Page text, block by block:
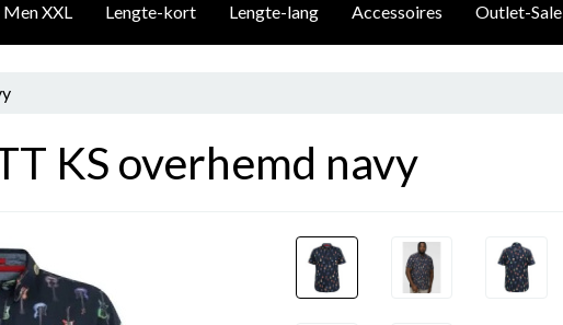
Men XXL Lengte-kort Lengte-lang Accessoires Outlet-Sale
KS overhemd navy